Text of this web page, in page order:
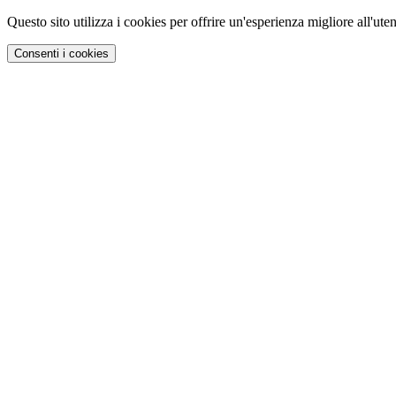
Questo sito utilizza i cookies per offrire un'esperienza migliore
Consenti i cookies